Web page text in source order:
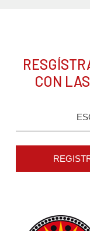
CON